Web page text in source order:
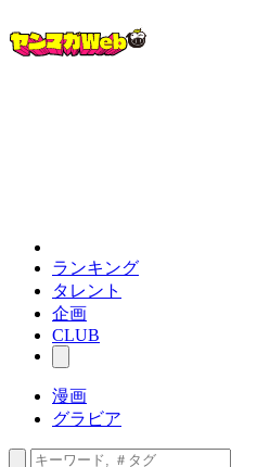
ランキング
タレント
企画
CLUB
漫画
グラビア